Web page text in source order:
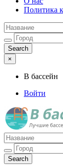
Политика
×
В бассейн
Войти
Лучшие